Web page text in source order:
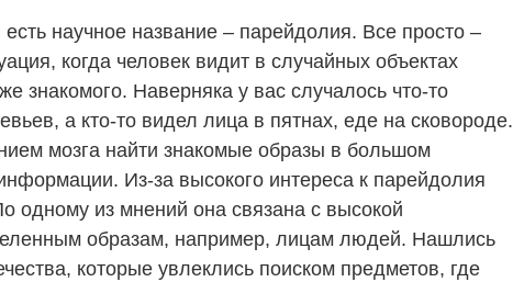
научное название – парейдолия. Все просто –
когда человек видит в случайных объектах
знакомого. Наверняка у вас случалось что-то
а кто-то видел лица в пятнах, еде на сковороде.
мозга найти знакомые образы в большом
Из-за высокого интереса к парейдолия
одному из мнений она связана с высокой
образам, например, лицам людей. Нашлись
которые увлеклись поиском предметов, где